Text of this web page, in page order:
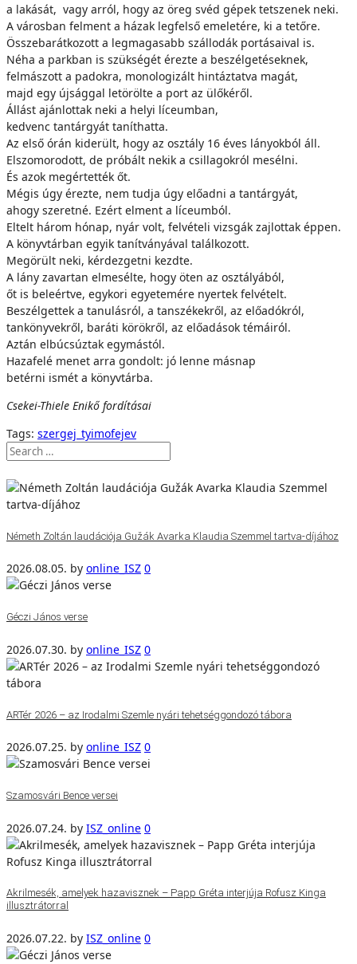
a lakását, vagy arról, hogy az öreg svéd gépek tetszenek neki.
A városban felment a házak legfelső emeletére, ki a tetőre.
Összebarátkozott a legmagasabb szállodák portásaival is.
Néha a parkban is szükségét érezte a beszélgetéseknek,
felmászott a padokra, monologizált hintáztatva magát,
majd egy újsággal letörölte a port az ülőkéről.
Állást ajánlottak neki a helyi líceumban,
kedvenc tantárgyát taníthatta.
Az első órán kiderült, hogy az osztály 16 éves lányokból áll.
Elszomorodott, de próbált nekik a csillagokról mesélni.
És azok megértették őt.
Mégis úgy érezte, nem tudja úgy előadni a tantárgyát,
ahogy szeretné. Ezért elment a líceumból.
Eltelt három hónap, nyár volt, felvételi vizsgák zajlottak éppen.
A könyvtárban egyik tanítványával találkozott.
Megörült neki, kérdezgetni kezdte.
A lány zavartan elmesélte, hogy öten az osztályából,
őt is beleértve, egykori egyetemére nyertek felvételt.
Beszélgettek a tanulásról, a tanszékekről, az előadókról,
tankönyvekről, baráti körökről, az előadások témáiról.
Aztán elbúcsúztak egymástól.
Hazafelé menet arra gondolt: jó lenne másnap
betérni ismét a könyvtárba.
Csekei-Thiele Enikő fordításai
Tags: szergej_tyimofejev
Németh Zoltán laudációja Gužák Avarka Klaudia Szemmel tartva-díjához
2026.08.05. by online_ISZ 0
Géczi János verse
2026.07.30. by online_ISZ 0
ARTér 2026 – az Irodalmi Szemle nyári tehetséggondozó tábora
2026.07.25. by online_ISZ 0
Szamosvári Bence versei
2026.07.24. by ISZ_online 0
Akrilmesék, amelyek hazavisznek – Papp Gréta interjúja Rofusz Kinga
illusztrátorral
2026.07.22. by ISZ_online 0